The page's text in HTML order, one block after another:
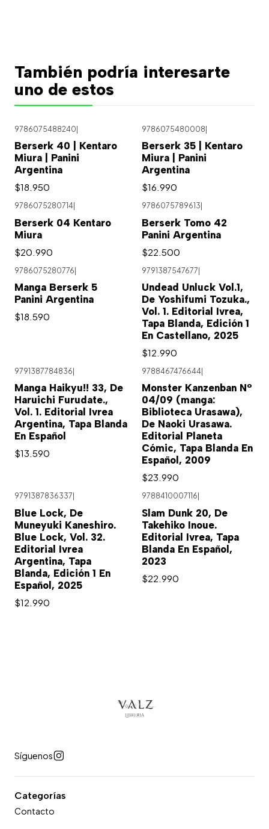
También podría interesarte
uno de estos
9786075488240
Berserk 40 | Kentaro
Miura | Panini
Argentina
$18.950
9786075480008
Berserk 35 | Kentaro
Miura | Panini
Argentina
$16.990
9786075280714
Berserk 04 Kentaro
Miura
$20.990
9786075789613
Berserk Tomo 42
Panini Argentina
$22.500
9786075280776|
Manga Berserk 5
Panini Argentina
$18.590
9791387547677|
Undead Unluck Vol.1,
De Yoshifumi Tozuka.,
Vol. 1. Editorial Ivrea,
Tapa Blanda, Edición 1
En Castellano, 2025
$12.990
9791387784836
Manga Haikyu!! 33, De
Haruichi Furudate.,
Vol. 1. Editorial Ivrea
Argentina, Tapa Blanda
En Español
$13.590
9788467476644
Monster Kanzenban Nº
04/09 (manga:
Biblioteca Urasawa),
De Naoki Urasawa.
Editorial Planeta
Cómic, Tapa Blanda En
Español, 2009
$23.990
9791387836337
Blue Lock, De
Muneyuki Kaneshiro.
Blue Lock, Vol. 32.
Editorial Ivrea
Argentina, Tapa
Blanda, Edición 1 En
Español, 2025
$12.990
9788410007116
Slam Dunk 20, De
Takehiko Inoue.
Editorial Ivrea, Tapa
Blanda En Español,
2023
$22.990
Síguenos
Categorías
Contacto